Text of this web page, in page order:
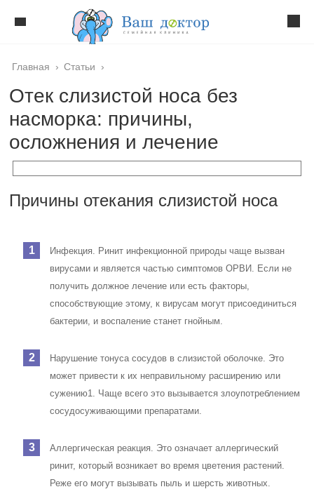
Главная › Статьи ›
Отек слизистой носа без
насморка: причины,
осложнения и лечение
Причины отекания слизистой носа
Инфекция. Ринит инфекционной природы чаще вызван
вирусами и является частью симптомов ОРВИ. Если не
получить должное лечение или есть факторы,
способствующие этому, к вирусам могут присоединиться
бактерии, и воспаление станет гнойным.
Нарушение тонуса сосудов в слизистой оболочке. Это
может привести к их неправильному расширению или
сужению1. Чаще всего это вызывается злоупотреблением
сосудосуживающими препаратами.
Аллергическая реакция. Это означает аллергический
ринит, который возникает во время цветения растений.
Реже его могут вызывать пыль и шерсть животных.